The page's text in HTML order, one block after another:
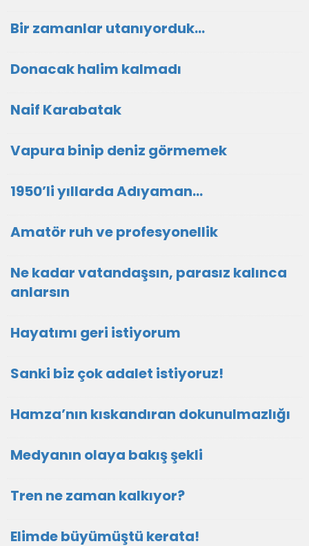
Bir zamanlar utanıyorduk…
Donacak halim kalmadı
Naif Karabatak
Vapura binip deniz görmemek
1950’li yıllarda Adıyaman…
Amatör ruh ve profesyonellik
Ne kadar vatandaşsın, parasız kalınca
anlarsın
Hayatımı geri istiyorum
Sanki biz çok adalet istiyoruz!
Hamza’nın kıskandıran dokunulmazlığı
Medyanın olaya bakış şekli
Tren ne zaman kalkıyor?
Elimde büyümüştü kerata!